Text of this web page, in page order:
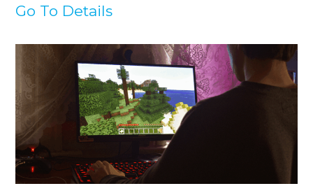
Go To Details